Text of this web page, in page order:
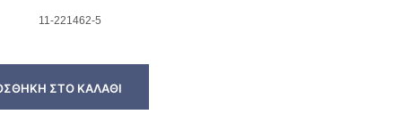
11-221462-5
ΣΤΟ ΚΑΛΆΘΙ